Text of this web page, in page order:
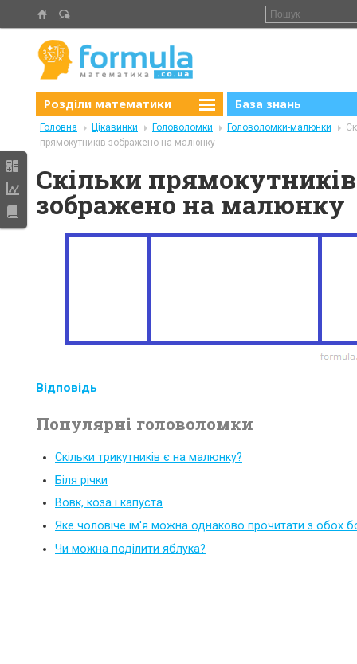
Розділи математики База знань
Головна Цікавинки Головоломки Головоломки-малюнки
прямокутників зображено на малюнку
Скільки прямокутників
зображено на малюнку
Відповідь
Популярні головоломки
Скільки трикутників є на малюнку?
Біля річки
Вовк, коза і капуста
Яке чоловіче ім'я можна однаково прочитати з обох
Чи можна поділити яблука?